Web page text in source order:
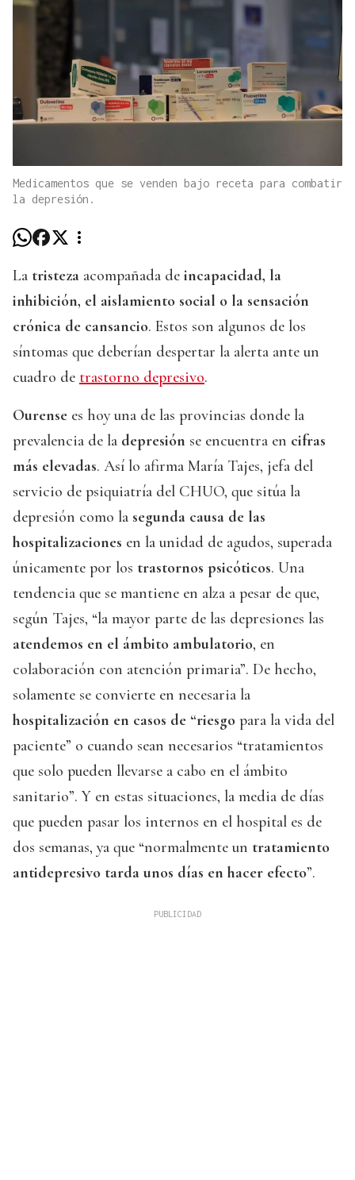
Medicamentos que se venden bajo receta para combatir
la depresión.
La tristeza acompañada de incapacidad, la
inhibición, el aislamiento social o la sensación
crónica de cansancio. Estos son algunos de los
síntomas que deberían despertar la alerta ante un
cuadro de trastorno depresivo.
Ourense es hoy una de las provincias donde la
prevalencia de la depresión se encuentra en cifras
más elevadas. Así lo afirma María Tajes, jefa del
servicio de psiquiatría del CHUO, que sitúa la
depresión como la segunda causa de las
hospitalizaciones en la unidad de agudos, superada
únicamente por los trastornos psicóticos. Una
tendencia que se mantiene en alza a pesar de que,
según Tajes, “la mayor parte de las depresiones las
atendemos en el ámbito ambulatorio, en
colaboración con atención primaria”. De hecho,
solamente se convierte en necesaria la
hospitalización en casos de “riesgo para la vida del
paciente” o cuando sean necesarios “tratamientos
que solo pueden llevarse a cabo en el ámbito
sanitario”. Y en estas situaciones, la media de días
que pueden pasar los internos en el hospital es de
dos semanas, ya que “normalmente un tratamiento
antidepresivo tarda unos días en hacer efecto”.